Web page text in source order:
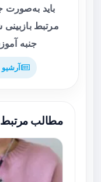
باید
مرتبط
جنبه
مطالب مرتبط